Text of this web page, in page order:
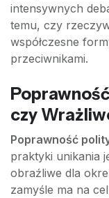
intensywnych
temu, czy
współczesne
przeciwnikami.
czy
Poprawność
praktyki unikania
obraźliwe dla
zamyśle ma na